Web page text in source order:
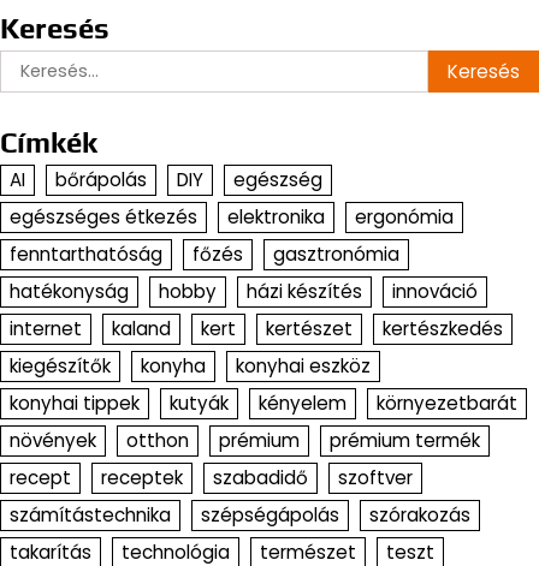
Keresés
Keresés:
Címkék
AI bőrápolás DIY
egészség
egészséges étkezés
elektronika
ergonómia
fenntarthatóság
főzés
gasztronómia
hatékonyság
hobby házi készítés
innováció
internet
kaland kert kertészet
kertészkedés
kiegészítők
konyha
konyhai eszköz
konyhai tippek
kutyák kényelem
környezetbarát
növények
otthon prémium
prémium termék
recept
receptek szabadidő
szoftver
számítástechnika
szépségápolás
szórakozás
takarítás
technológia természet
teszt